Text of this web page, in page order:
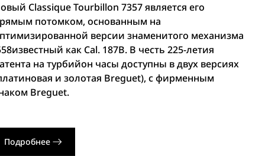
Classique Tourbillon 7357 является его
потомком, основанным на
версии знаменитого механизма
как Cal. 187B. В честь 225-летия
на турбийон часы доступны в двух версиях
и золотая Breguet), с фирменным
Breguet.
Подробнее